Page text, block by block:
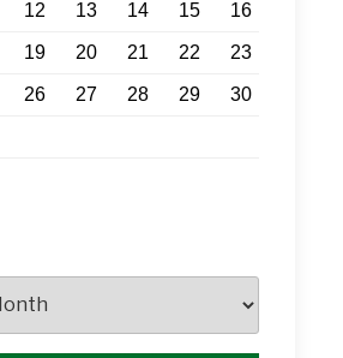
12 13 14 15 16
19 20 21 22 23
26 27 28 29 30